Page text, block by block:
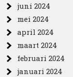
juni 2024
mei 2024
april 2024
maart 2024
februari 2024
januari 2024